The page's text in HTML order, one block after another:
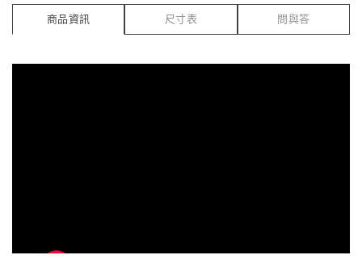
商品資訊 尺寸表 問與答